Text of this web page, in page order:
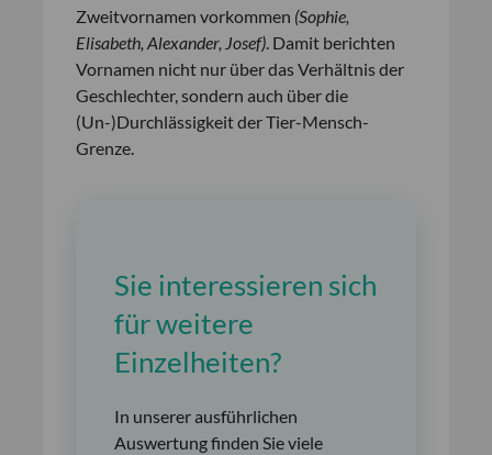
Zweitvornamen vorkommen (Sophie,
Elisabeth, Alexander, Josef) . Damit berichten
Vornamen nicht nur über das Verhältnis der
Geschlechter, sondern auch über die
(Un-)Durchlässigkeit der Tier-Mensch-
Grenze.
Sie interessieren sich
für weitere
Einzelheiten?
In unserer ausführlichen
Auswertung finden Sie viele